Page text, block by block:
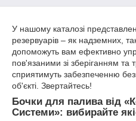
Бочки для палива від
Системи»: вибирайте
У нашому каталозі
резервуарів – як надземних,
допоможуть вам ефективно
пов'язаними зі зберіганням та
сприятимуть забезпеченню
об'єкті. Звертайтесь!